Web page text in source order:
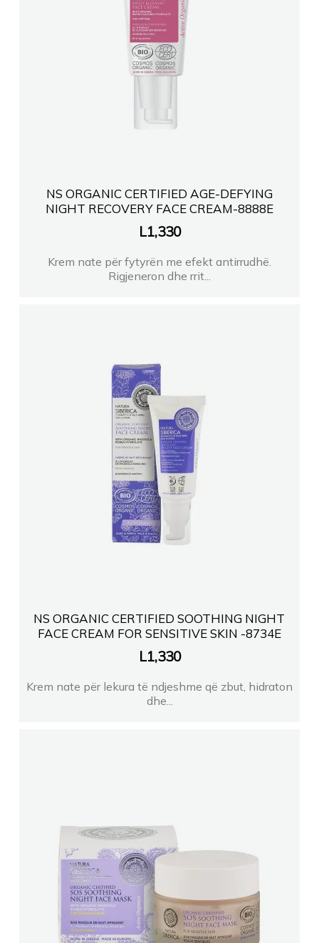
NS ORGANIC CERTIFIED AGE-DEFYING
NIGHT RECOVERY FACE CREAM-8888E
L1,330
Krem nate për fytyrën me efekt antirrudhë.
Rigjeneron dhe rrit...
NS ORGANIC CERTIFIED SOOTHING NIGHT
FACE CREAM FOR SENSITIVE SKIN -8734E
L1,330
Krem nate për lekura të ndjeshme që zbut, hidraton
dhe...